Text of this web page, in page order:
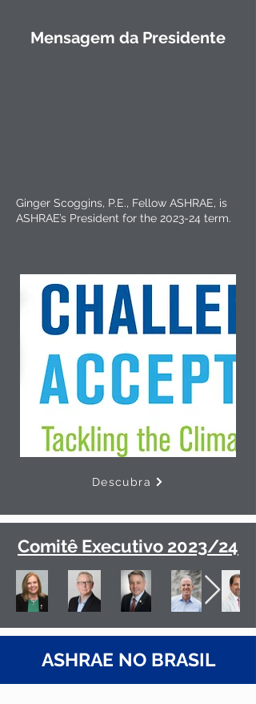
Mensagem da Presidente
Ginger Scoggins, P.E., Fellow ASHRAE, is
ASHRAE’s President for the 2023-24 term.
Descubra
Comitê Executivo 2023/24
ASHRAE NO BRASIL